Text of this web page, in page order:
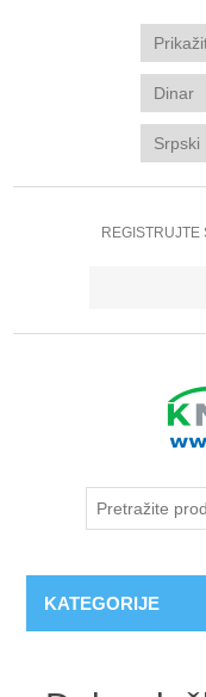
REGISTRUJTE
KATEGORIJE